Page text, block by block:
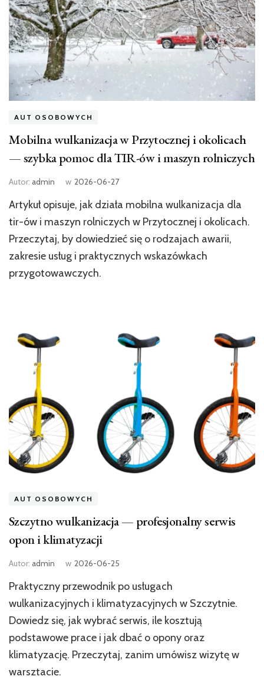
AUT OSOBOWYCH
Mobilna wulkanizacja w Przytocznej i okolicach
— szybka pomoc dla TIR-ów i maszyn rolniczych
Autor: admin w 2026-06-27
Artykuł opisuje, jak działa mobilna wulkanizacja dla
tir-ów i maszyn rolniczych w Przytocznej i okolicach.
Przeczytaj, by dowiedzieć się o rodzajach awarii,
zakresie usług i praktycznych wskazówkach
przygotowawczych.
AUT OSOBOWYCH
Szczytno wulkanizacja — profesjonalny serwis
opon i klimatyzacji
Autor: admin w 2026-06-25
Praktyczny przewodnik po usługach
wulkanizacyjnych i klimatyzacyjnych w Szczytnie.
Dowiedz się, jak wybrać serwis, ile kosztują
podstawowe prace i jak dbać o opony oraz
klimatyzację. Przeczytaj, zanim umówisz wizytę w
warsztacie.